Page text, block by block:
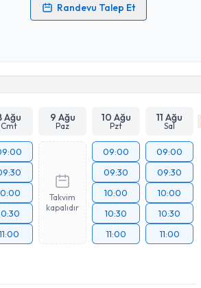
Randevu Talep Et
işlenmesine ilişkinAydınlatma Metni
Takvim Talebini Gönder
Ağu
Cmt
9 Ağu
Paz
10 Ağu
Pzt
11 Ağu
Sal
Takvim
kapalıdır
09:00
09:30
10:00
10:30
11:00
09:00
09:30
10:00
10:30
11:00